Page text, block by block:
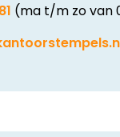
(ma t/m zo van